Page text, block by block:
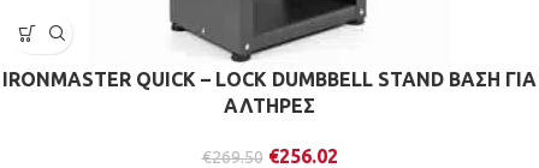
IRONMASTER QUICK – LOCK DUMBBELL STAND ΒΑΣΗ ΓΙΑ
ΑΛΤΗΡΕΣ
€269.50 €256.02